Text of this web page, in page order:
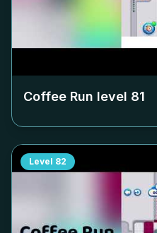
Coffee Run level 81
Level 82